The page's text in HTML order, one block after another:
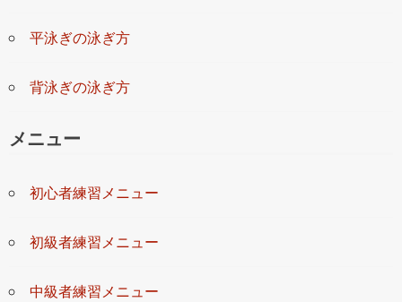
平泳ぎの泳ぎ方
背泳ぎの泳ぎ方
メニュー
初心者練習メニュー
初級者練習メニュー
中級者練習メニュー